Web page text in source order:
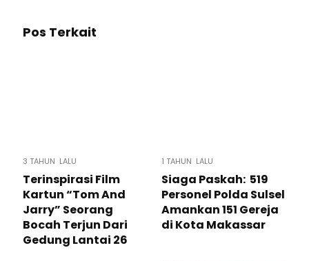
Pos Terkait
3 TAHUN LALU
Terinspirasi Film
Kartun “Tom And
Jarry” Seorang
Bocah Terjun Dari
Gedung Lantai 26
1 TAHUN LALU
Siaga Paskah: 519
Personel Polda Sulsel
Amankan 151 Gereja
di Kota Makassar